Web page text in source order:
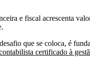
e fiscal acrescenta
que se coloca, é
certificado à